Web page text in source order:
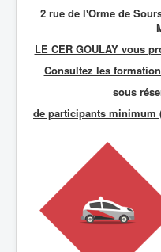
2 rue de l'Orme de
LE CER GOULAY vous
Consultez les
sous
de participants minimum